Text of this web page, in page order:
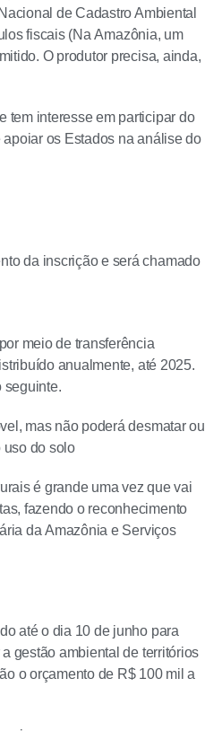
de Cadastro Ambiental
fiscais (Na Amazônia, um
O produtor precisa, ainda,
tem interesse em participar do
os Estados na análise do
da inscrição e será chamado
meio de transferência
anualmente, até 2025.
seguinte.
mas não poderá desmatar ou
uso do solo
é grande uma vez que vai
fazendo o reconhecimento
da Amazônia e Serviços
até o dia 10 de junho para
gestão ambiental de territórios
o orçamento de R$ 100 mil a